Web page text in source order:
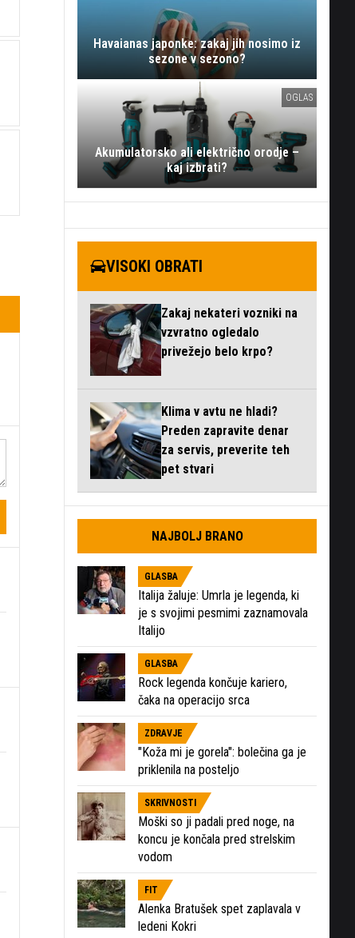
Havaianas japonke: zakaj jih nosimo iz
sezone v sezono?
OGLAS
Akumulatorsko ali električno orodje –
kaj izbrati?
VISOKI OBRATI
Zakaj nekateri vozniki na
vzvratno ogledalo
privežejo belo krpo?
Klima v avtu ne hladi?
Preden zapravite denar
za servis, preverite teh
pet stvari
NAJBOLJ BRANO
GLASBA
Italija žaluje: Umrla je legenda, ki
je s svojimi pesmimi zaznamovala
Italijo
GLASBA
Rock legenda končuje kariero,
čaka na operacijo srca
ZDRAVJE
"Koža mi je gorela": bolečina ga je
priklenila na posteljo
SKRIVNOSTI
Moški so ji padali pred noge, na
koncu je končala pred strelskim
vodom
FIT
Alenka Bratušek spet zaplavala v
ledeni Kokri